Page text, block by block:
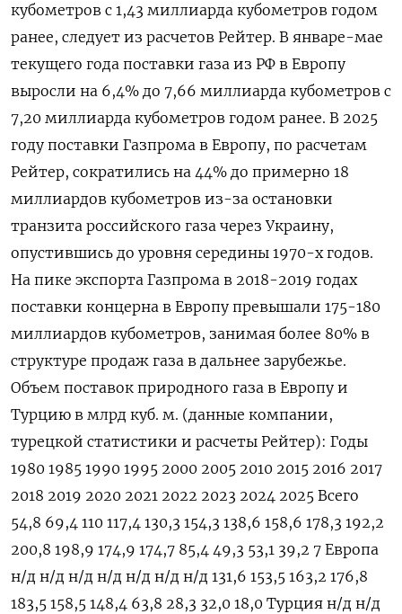
кубометров с 1,43 миллиарда кубометров годом
ранее, следует из расчетов Рейтер. В январе-мае
текущего года поставки газа из РФ в Европу
выросли на 6,4% до 7,66 миллиарда кубометров с
7,20 миллиарда кубометров годом ранее. В 2025
году поставки Газпрома в Европу, по расчетам
Рейтер, сократились на 44% до ​примерно 18
миллиардов кубометров ⁠из-за остановки
транзита российского газа через Украину,
опустившись до уровня середины 1970-х годов.
На пике экспорта Газпрома в 2018-2019 ‌годах
поставки концерна в Европу превышали 175-180
миллиардов кубометров, занимая ‌более 80% в
структуре продаж газа в дальнее зарубежье.
Объем поставок природного газа в Европу ​и
Турцию в млрд куб. м. (данные компании,
турецкой статистики ‌и расчеты Рейтер): Годы
1980 1985 1990 1995 2000 2005 2010 2015 2016 2017
2018 2019 2020 2021 2022 2023 2024 2025 Всего
54,8 69,4 110 117,4 130,3 154,3 138,6 158,6 178,3 192,2
200,8 198,9 174,9 174,7 85,4 49,3 53,1 39,2 7 Европа
н/д н/д н/д н/д н/д н/д н/д 131,6 153,5 163,2 176,8
183,5 158,5 148,4 63,8 28,3 32,0 18,0 Турция н/д н/д